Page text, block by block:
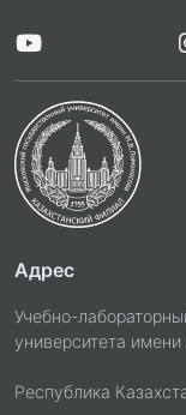
Адрес
Учебно-
университета
Республика